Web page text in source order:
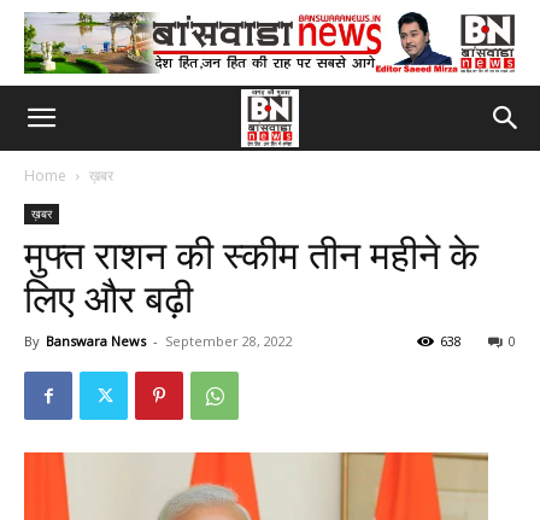
Home ख़बर
ख़बर
मुफ्त राशन की स्कीम तीन महीने के
लिए और बढ़ी
By Banswara News - September 28, 2022 0
638